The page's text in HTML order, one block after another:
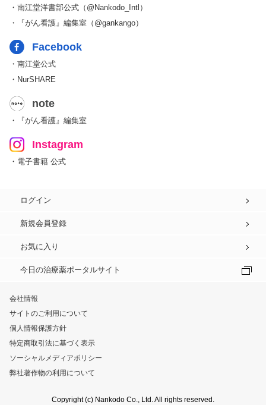
・南江堂洋書部公式（@Nankodo_Intl）
・『がん看護』編集室（@gankango）
Facebook
・南江堂公式
・NurSHARE
note
・『がん看護』編集室
Instagram
・電子書籍 公式
ログイン
新規会員登録
お気に入り
今日の治療薬ポータルサイト
会社情報
サイトのご利用について
個人情報保護方針
特定商取引法に基づく表示
ソーシャルメディアポリシー
弊社著作物の利用について
Copyright (c) Nankodo Co., Ltd. All rights reserved.